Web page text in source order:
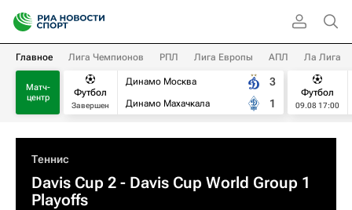
Главное Лига Чемпионов РПЛ Лига Европы АПЛ Ла Лига
Матч-
центр
Футбол
Завершен
Динамо Москва
Динамо Махачкала
3
1
Футбол
09.08 17:00
Теннис
Davis Cup 2 - Davis Cup World Group 1
Playoffs